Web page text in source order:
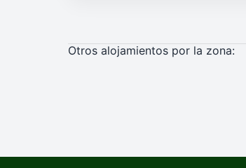
Otros alojamientos por la zona: